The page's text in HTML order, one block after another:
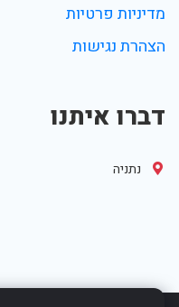
מדיניות פרטיות
הצהרת נגישות
דברו איתנו
נתניה